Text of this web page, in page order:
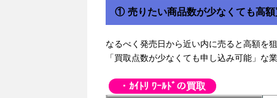
① 売りたい商品数が少なくても高額
なるべく発売日から近い内に売ると高額を
「買取点数が少なくても申し込み可能」な
・ｶｲﾄﾘ ﾜｰﾙﾄﾞの買取